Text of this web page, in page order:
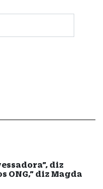
diz
ONG,” diz Magda